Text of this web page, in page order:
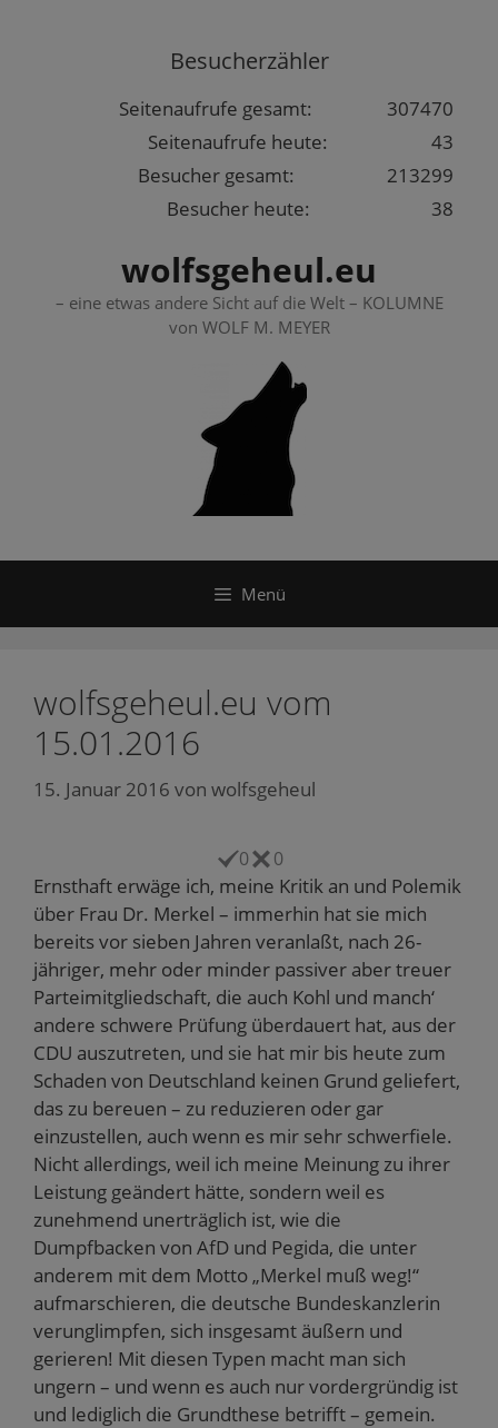
Besucherzähler
307470
Seitenaufrufe gesamt:
43
Seitenaufrufe heute:
213299
Besucher gesamt:
38
Besucher heute:
wolfsgeheul.eu
– eine etwas andere Sicht auf die Welt – KOLUMNE
von WOLF M. MEYER
Menü
wolfsgeheul.eu vom
15.01.2016
15. Januar 2016 von wolfsgeheul
0 0
Ernsthaft erwäge ich, meine Kritik an und Polemik
über Frau Dr. Merkel – immerhin hat sie mich
bereits vor sieben Jahren veranlaßt, nach 26-
jähriger, mehr oder minder passiver aber treuer
Parteimitgliedschaft, die auch Kohl und manch‘
andere schwere Prüfung überdauert hat, aus der
CDU auszutreten, und sie hat mir bis heute zum
Schaden von Deutschland keinen Grund geliefert,
das zu bereuen – zu reduzieren oder gar
einzustellen, auch wenn es mir sehr schwerfiele.
Nicht allerdings, weil ich meine Meinung zu ihrer
Leistung geändert hätte, sondern weil es
zunehmend unerträglich ist, wie die
Dumpfbacken von AfD und Pegida, die unter
anderem mit dem Motto „Merkel muß weg!“
aufmarschieren, die deutsche Bundeskanzlerin
verunglimpfen, sich insgesamt äußern und
gerieren! Mit diesen Typen macht man sich
ungern – und wenn es auch nur vordergründig ist
und lediglich die Grundthese betrifft – gemein.